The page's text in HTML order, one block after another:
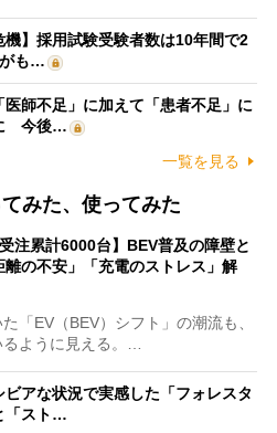
機】採用試験受験者数は10年間で2
も…
医師不足」に加えて「患者不足」に
今後…
一覧を見る
みた、使ってみた
受注累計6000台】BEV普及の障壁と
離の不安」「充電のストレス」解
「EV（BEV）シフト」の潮流も、
ように見える。…
ビアな状況で実感した「フォレスタ
「スト…